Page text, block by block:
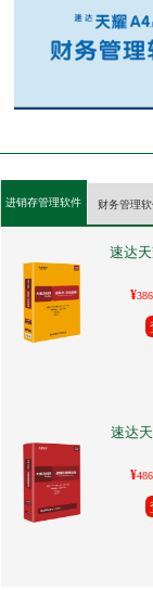
进销存管理软件 财务管理
速达
¥
速达
¥